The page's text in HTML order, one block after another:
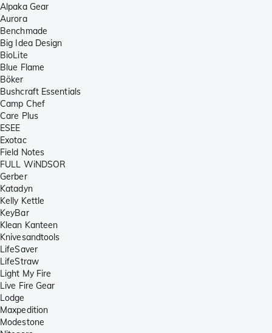
Alpaka Gear
Aurora
Benchmade
Big Idea Design
BioLite
Blue Flame
Böker
Bushcraft Essentials
Camp Chef
Care Plus
ESEE
Exotac
Field Notes
FULL WiNDSOR
Gerber
Katadyn
Kelly Kettle
KeyBar
Klean Kanteen
Knivesandtools
LifeSaver
LifeStraw
Light My Fire
Live Fire Gear
Lodge
Maxpedition
Modestone